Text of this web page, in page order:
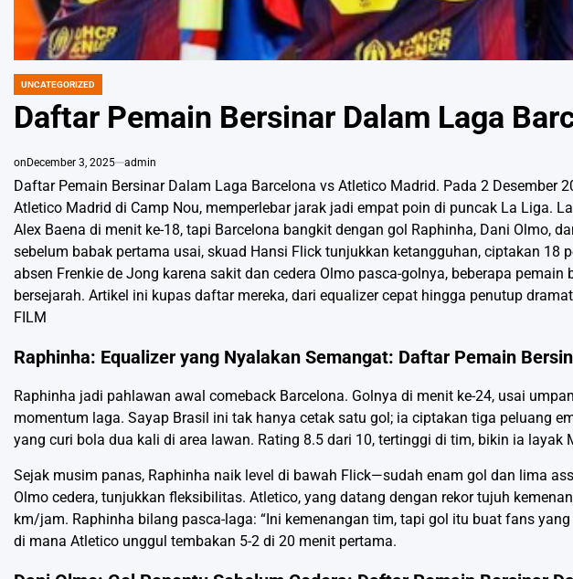
POSTED
UNCATEGORIZED
Daftar Pemain Bersinar Dalam Laga
on December 3, 2025 admin
Daftar Pemain Bersinar Dalam Laga Barcelona vs Atletico Madrid. Pada 2 Desember
Atletico Madrid di Camp Nou, memperlebar jarak jadi empat poin di puncak La Liga.
Alex Baena di menit ke-18, tapi Barcelona bangkit dengan gol Raphinha, Dani Olmo,
sebelum babak pertama usai, skuad Hansi Flick tunjukkan ketangguhan, ciptakan 18
absen Frenkie de Jong karena sakit dan cedera Olmo pasca-golnya, beberapa
bersejarah. Artikel ini kupas daftar mereka, dari equalizer cepat hingga penutup
FILM
Raphinha: Equalizer yang Nyalakan Semangat: Daftar Pemain
Raphinha jadi pahlawan awal comeback Barcelona. Golnya di menit ke-24, usai
momentum laga. Sayap Brasil ini tak hanya cetak satu gol; ia ciptakan tiga peluang
yang curi bola dua kali di area lawan. Rating 8.5 dari 10, tertinggi di tim, bikin ia layak
Sejak musim panas, Raphinha naik level di bawah Flick—sudah enam gol dan lima
Olmo cedera, tunjukkan fleksibilitas. Atletico, yang datang dengan rekor tujuh
km/jam. Raphinha bilang pasca-laga: “Ini kemenangan tim, tapi gol itu buat fans
di mana Atletico unggul tembakan 5-2 di 20 menit pertama.